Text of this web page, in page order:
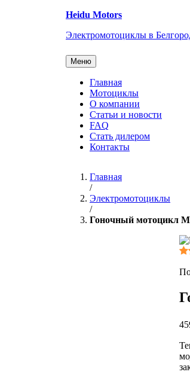
Heidu Motors
Электромотоциклы в
Меню
Главная
Мотоциклы
О компании
Статьи и новости
FAQ
Стать дилером
Контакты
Главная
/
Электромотоциклы
/
Гоночный мотоцикл